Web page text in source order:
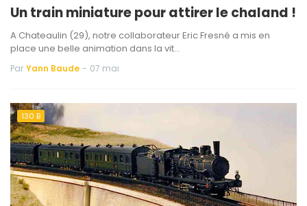
Un train miniature pour attirer le chaland !
A Chateaulin (29), notre collaborateur Eric Fresné a mis en
place une belle animation dans la vit…
Par Yann Baude - 07 mai
130 B